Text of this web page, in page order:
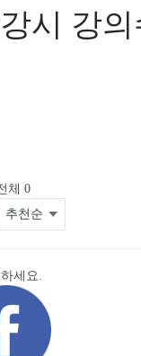
시 강
체 0
하세요.